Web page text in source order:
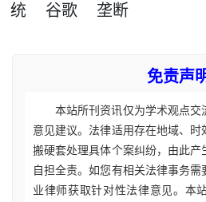
统
谷歌 垄断
免责声
本站所刊资讯仅为学术观点
意见建议。法律适用存在地域、
搬硬套处理具体个案纠纷，由此产
自担全责。如您有相关法律事务
业律师获取针对性法律意见。本